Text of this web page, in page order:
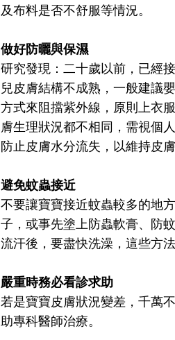
及布料是否不舒服等情況。
做好防曬與保濕
研究發現：二十歲以前，已經
兒皮膚結構不成熟，一般建議
方式來阻擋紫外線，原則上衣
膚生理狀況都不相同，需視個
防止皮膚水分流失，以維持皮
避免蚊蟲接近
不要讓寶寶接近蚊蟲較多的地
子，或事先塗上防蟲軟膏、防
流汗後，要盡快洗澡，這些方
嚴重時務必看診求助
若是寶寶皮膚狀況變差，千萬
助專科醫師治療。